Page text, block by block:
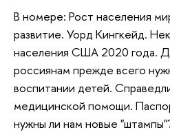
В номере: Рост населения
развитие. Уорд Кингкейд.
населения США 2020 года.
россиянам прежде всего
воспитании детей.
медицинской помощи.
нужны ли нам новые